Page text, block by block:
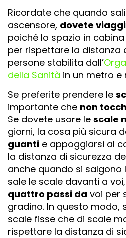
Ricordate che quando
ascensore, dovete
poiché lo spazio in
per rispettare la distanza
persone stabilita dall’
della Sanità in un metro e
Se preferite prendere le
importante che non
Se dovete usare le scale
giorni, la cosa più sicura
guanti e appoggiarsi al
la distanza di sicurezza
anche quando si salgono
sale le scale davanti a
quattro passi da voi per
gradino. In questo modo,
scale fisse che di scale
rispettare la distanza di